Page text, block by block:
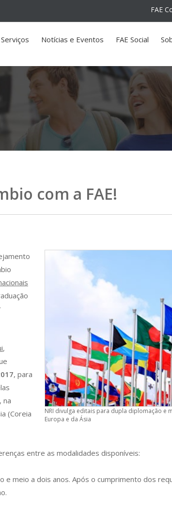
FAE
Serviços Notícias e Eventos FAE Social
com a FAE!
NRI divulga editais para dupla diplomação e
Europa e da Ásia
,
, para
na
(Coreia
entre as modalidades disponíveis:
e meio a dois anos. Após o cumprimento dos